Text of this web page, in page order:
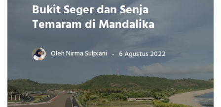
Bukit Seger dan Senja
Temaram di Mandalika
OlehNirma Sulpiani 6 Agustus 2022